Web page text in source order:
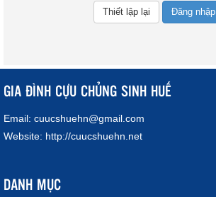
Đăng nhập
GIA ĐÌNH CỰU CHỦNG SINH HUẾ
Email: cuucshuehn@gmail.com
Website: http://cuucshuehn.net
DANH MỤC